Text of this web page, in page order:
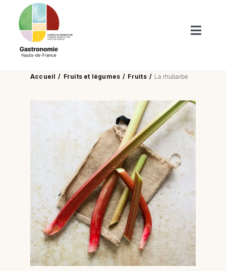
contenu
Produits du terroir
Nos publications
Actus/Agenda
Enfants
Professionnels
Accueil Fruits et légumes Fruits La rhubarbe